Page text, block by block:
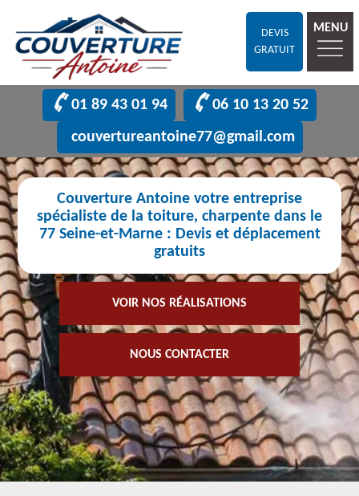
DEVIS
GRATUIT
MENU
01 89 43 01 94
06 10 13 20 52
couvertureantoine77@gmail.com
Couverture Antoine votre entreprise
spécialiste de la toiture, charpente dans le
77 Seine-et-Marne : Devis et déplacement
gratuits
VOIR NOS RÉALISATIONS
NOUS CONTACTER